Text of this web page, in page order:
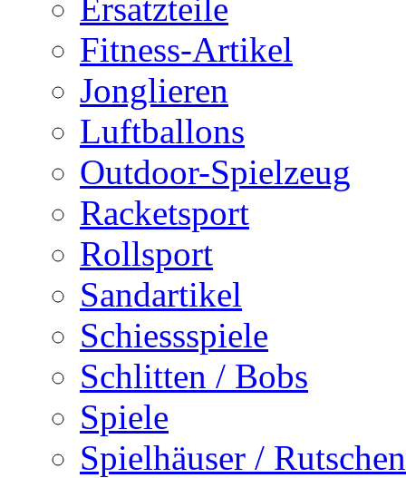
Ersatzteile
Fitness-Artikel
Jonglieren
Luftballons
Outdoor-Spielzeug
Racketsport
Rollsport
Sandartikel
Schiessspiele
Schlitten / Bobs
Spiele
Spielhäuser / Rutschen